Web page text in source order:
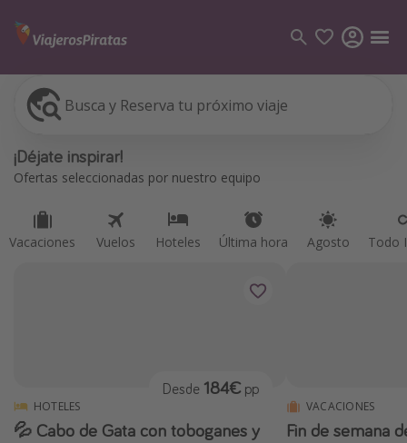
Busca y Reserva tu próximo viaje
¡Déjate inspirar!
Ofertas seleccionadas por nuestro equipo
Vacaciones Vuelos Hoteles Última hora Agosto Todo
Vacaciones
Vuelos
Viajes
Grecia
Marruecos
HOTELES
💦 Cabo de Gata con toboganes y
Desde 184€ pp
VACACIONES
Fin de semana